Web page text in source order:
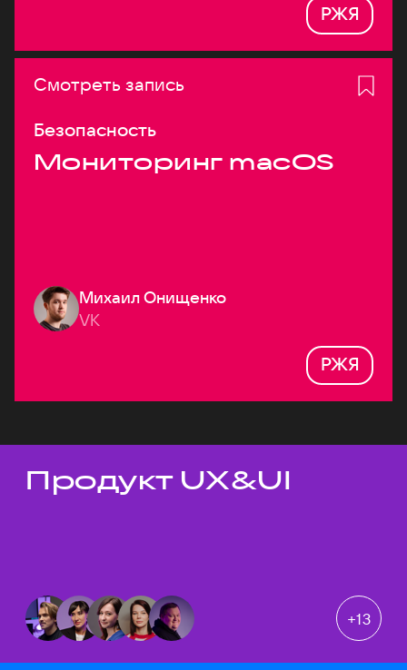
РЖЯ
Смотреть запись
Безопасность
Мониторинг macOS
Михаил Онищенко
VK
РЖЯ
Темы докладов
Продукт UX&UI
+13